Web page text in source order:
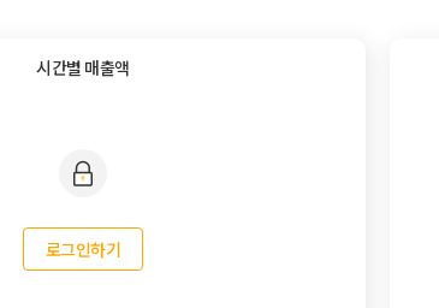
시간별 매출액
로그인하기